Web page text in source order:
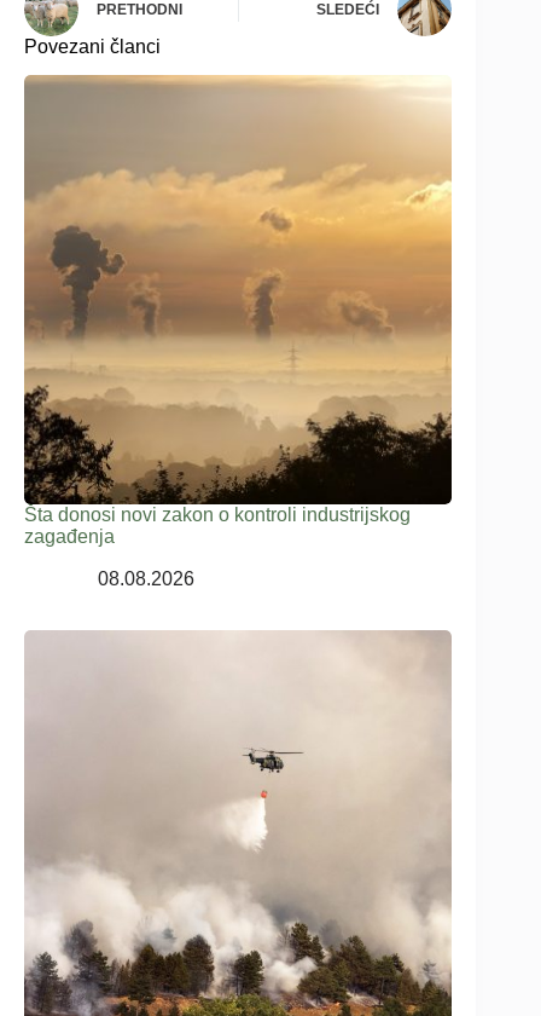
PRETHODNI SLEDEĆI
Povezani članci
Šta donosi novi zakon o kontroli industrijskog
zagađenja
08.08.2026